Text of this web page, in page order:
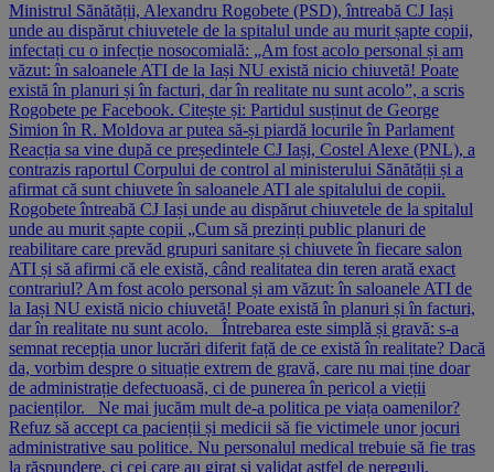
Ministrul Sănătății, Alexandru Rogobete (PSD), întreabă CJ Iași
unde au dispărut chiuvetele de la spitalul unde au murit șapte copii,
infectați cu o infecție nosocomială: „Am fost acolo personal și am
văzut: în saloanele ATI de la Iași NU există nicio chiuvetă! Poate
există în planuri și în facturi, dar în realitate nu sunt acolo”, a scris
Rogobete pe Facebook. Citește și: Partidul susținut de George
Simion în R. Moldova ar putea să-și piardă locurile în Parlament
Reacția sa vine după ce președintele CJ Iași, Costel Alexe (PNL), a
contrazis raportul Corpului de control al ministerului Sănătății și a
afirmat că sunt chiuvete în saloanele ATI ale spitalului de copii.
Rogobete întreabă CJ Iași unde au dispărut chiuvetele de la spitalul
unde au murit șapte copii „Cum să prezinți public planuri de
reabilitare care prevăd grupuri sanitare și chiuvete în fiecare salon
ATI și să afirmi că ele există, când realitatea din teren arată exact
contrariul? Am fost acolo personal și am văzut: în saloanele ATI de
la Iași NU există nicio chiuvetă! Poate există în planuri și în facturi,
dar în realitate nu sunt acolo. Întrebarea este simplă și gravă: s-a
semnat recepția unor lucrări diferit față de ce există în realitate? Dacă
da, vorbim despre o situație extrem de gravă, care nu mai ține doar
de administrație defectuoasă, ci de punerea în pericol a vieții
pacienților. Ne mai jucăm mult de-a politica pe viața oamenilor?
Refuz să accept ca pacienții și medicii să fie victimele unor jocuri
administrative sau politice. Nu personalul medical trebuie să fie tras
la răspundere, ci cei care au girat și validat astfel de nereguli.